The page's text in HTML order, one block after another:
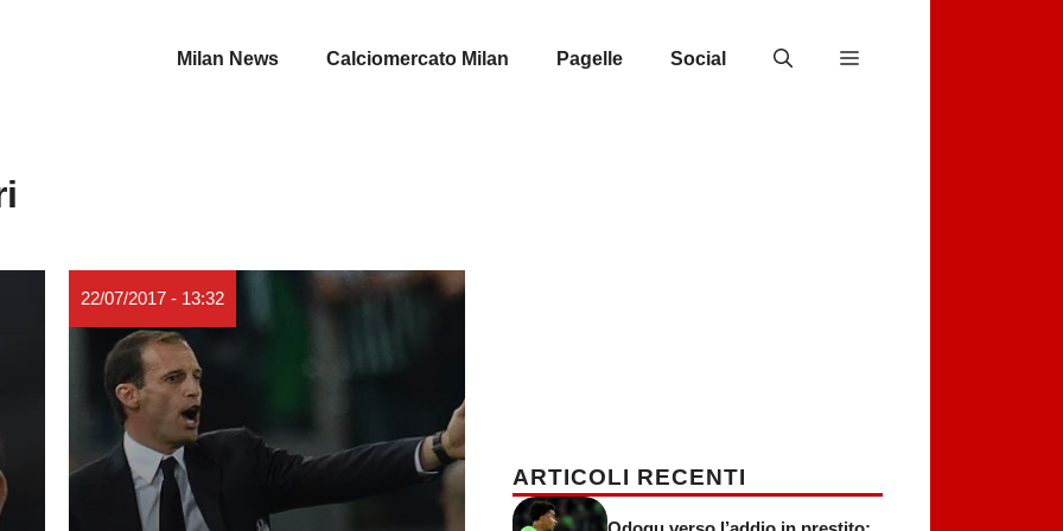
Milan News Calciomercato Milan Pagelle Social
22/07/2017 - 13:32
ARTICOLI RECENTI